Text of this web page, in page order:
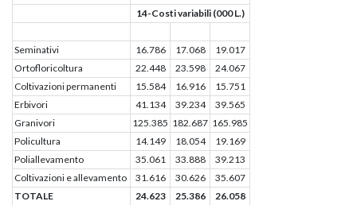
14-Costi variabili (000 L.)
Seminativi 16.786 17.068
19.017
Ortofloricoltura
22.448 23.598
24.067
Coltivazioni permanenti
15.584 16.916
15.751
Erbivori
41.134 39.234
39.565
Granivori
125.385 182.687 165.985
Policultura
14.149 18.054
19.169
Poliallevamento
35.061 33.888
39.213
Coltivazioni e allevamento
31.616 30.626
35.607
TOTALE
24.623 25.386 26.058